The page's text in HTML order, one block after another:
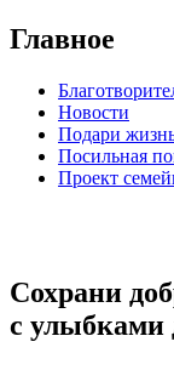
Главное
Новости
Подари
Посильная
Проект
Сохрани
с улыбками